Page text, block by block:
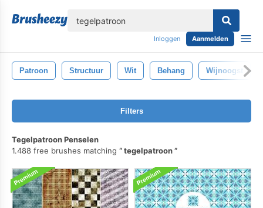
Inloggen Aanmelden
Patroon Structuur Wit Behang Wijnoogst
Filters
Tegelpatroon Penselen
1.488 free brushes matching
tegelpatroon